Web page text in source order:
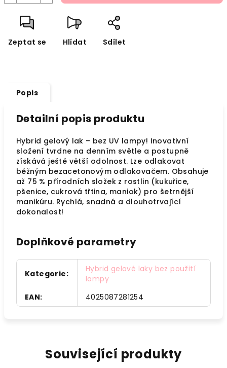
Zeptat se Hlídat Sdílet
Popis
Detailní popis produktu
Hybrid gelový lak – bez UV lampy! Inovativní
složení tvrdne na denním světle a postupně
získává ještě větší odolnost. Lze odlakovat
běžným bezacetonovým odlakovačem. Obsahuje
až 75 % přírodních složek z rostlin (kukuřice,
pšenice, cukrová třtina, maniok) pro šetrnější
manikúru. Rychlá, snadná a dlouhotrvající
dokonalost!
Doplňkové parametry
Kategorie:
Hybrid gelové laky bez použití
lampy
EAN: 4025087281254
Související produkty